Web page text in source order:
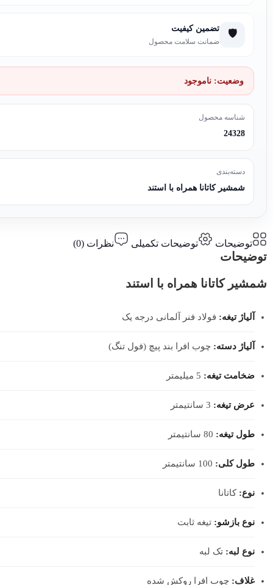
🛡️ تضمین کیفیت
ضمانت سلامت محصول
وضعیت: ناموجود
شناسه محصول
24328
دسته‌بندی
شمشیر کاتانا همراه با استند
توضیحات توضیحات تکمیلی نظرات (0)
توضیحات
شمشیر کاتانا همراه با استند
آلیاژ تیغه: فولاد فنر آلمانی درجه یک
آلیاژ دسته: چوب افرا بند پیچ (فول تنگ)
ضخامت تیغه: 5 میلیمتر
عرض تیغه:
طول تیغه: 80 سانتیمتر
طول کلی: 100 سانتیمتر
نوع: کاتانا
نوع بازشو: تیغه ثابت
نوع لبه: تک لبه
غلاف: چوب افرا روکش شده